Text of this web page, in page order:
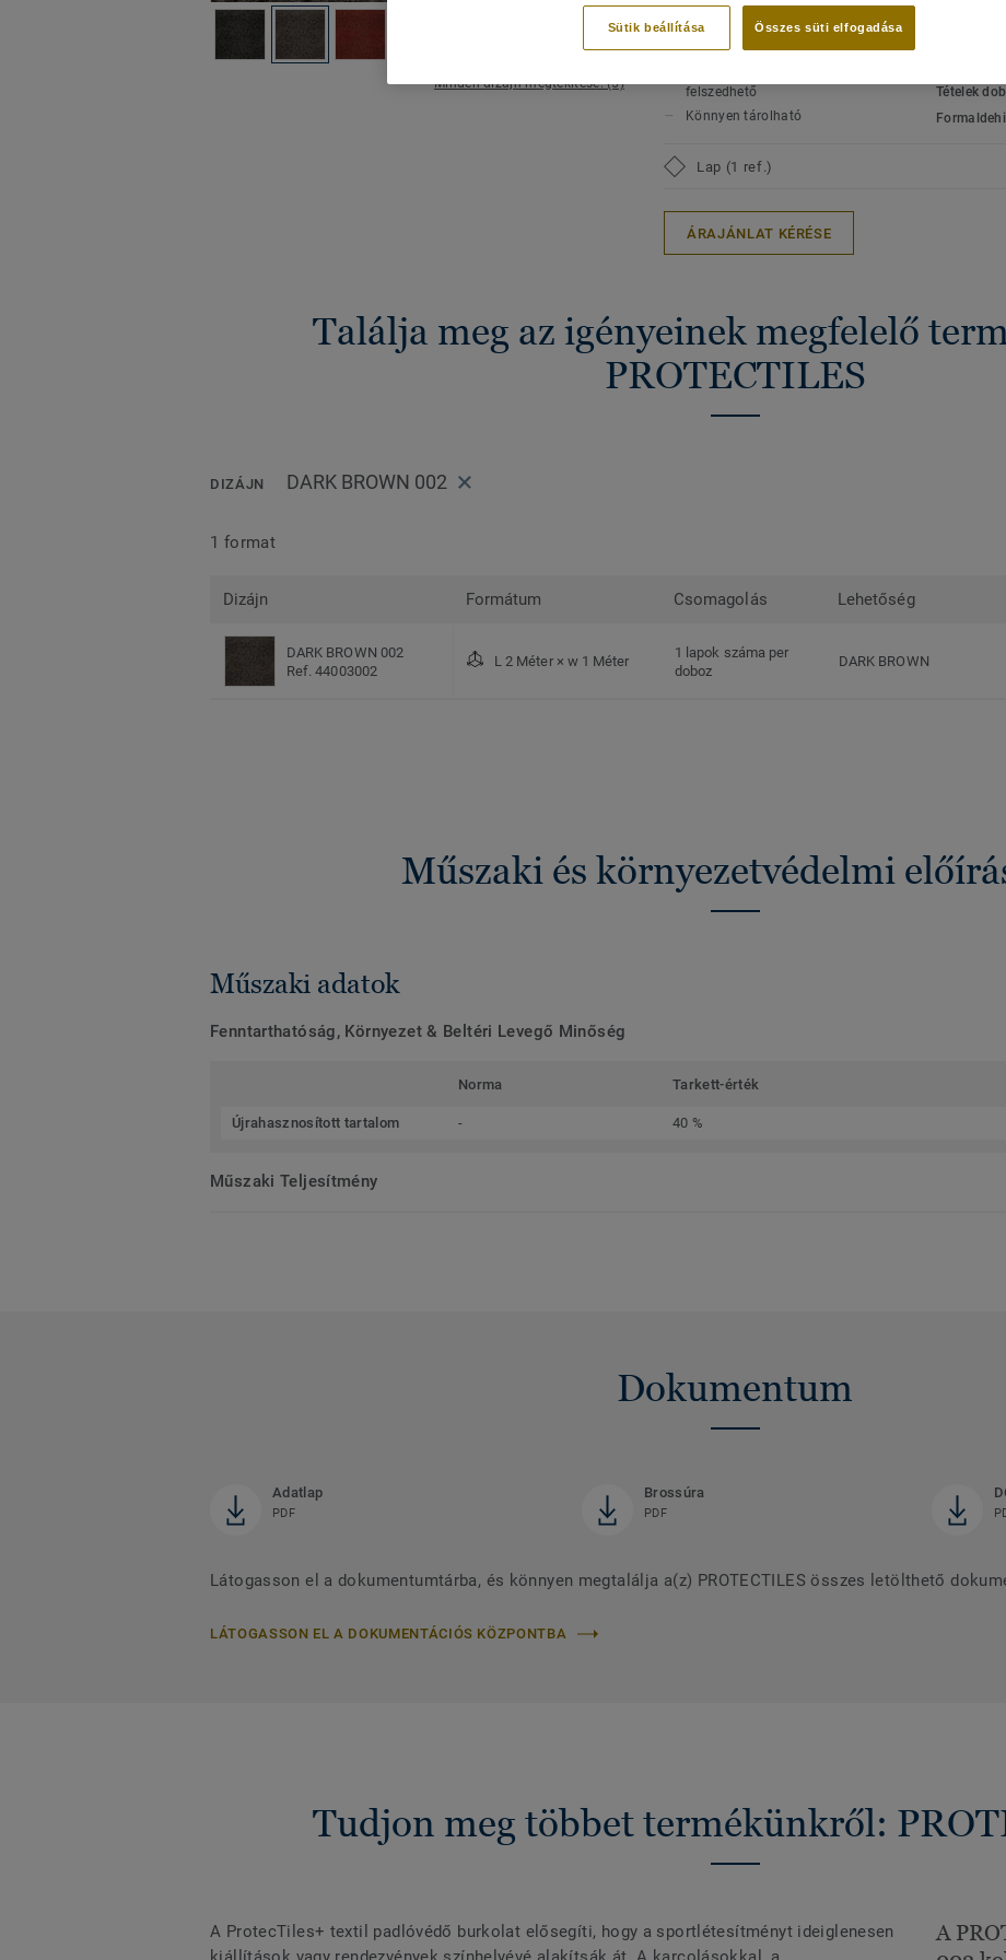
Minden dizájn megtekitése. (5)
Könnyen fektethető és tárolható.
eseményekhez
Ellenáll a karcolásnak és a
súlynak
felszedhető
Könnyen tárolható
Tételek
Lap (1 ref.)
ÁRAJÁNLAT KÉRÉSE
Találja meg az igényeinek megfelelő
PROTECTILES
DIZÁJN DARK BROWN 002
1 format
Dizájn Formátum Csomagolás Lehetőség
DARK BROWN 002
Ref. 44003002
L 2 Méter × w 1 Méter
1 lapok száma per
doboz
DARK BROWN
Műszaki és környezetvédelmi
Műszaki adatok
Fenntarthatóság, Környezet & Beltéri Levegő Minőség
Norma Tarkett-érték
Újrahasznosított tartalom - 40 %
Műszaki Teljesítmény
Dokumentum
Adatlap
PDF
Brossúra
PDF
Látogasson el a dokumentumtárba, és könnyen megtalálja a(z) PROTECTILES összes letölthető
LÁTOGASSON EL A DOKUMENTÁCIÓS KÖZPONTBA
Tudjon meg többet termékünkről:
A ProtecTiles+ textil padlóvédő burkolat elősegíti, hogy a sportlétesítményt ideiglenesen
A
Összes süti elfogadása
Sütik beállítása